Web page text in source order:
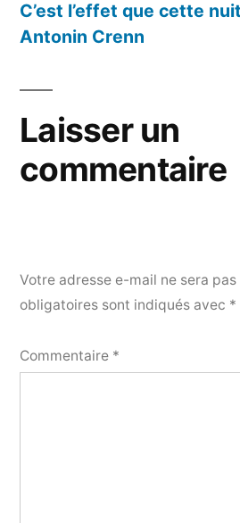
C’est l’effet que cette
Antonin Crenn
Laisser un
commentaire
Votre adresse e-mail ne sera
obligatoires sont indiqués avec *
Commentaire *